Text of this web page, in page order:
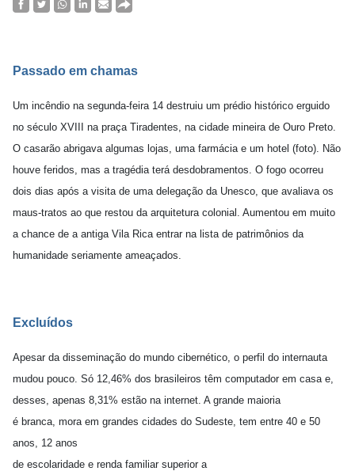
Passado em chamas
Um incêndio na segunda-feira 14 destruiu um prédio histórico erguido
no século XVIII na praça Tiradentes, na cidade mineira de Ouro Preto.
O casarão abrigava algumas lojas, uma farmácia e um hotel (foto). Não
houve feridos, mas a tragédia terá desdobramentos. O fogo ocorreu
dois dias após a visita de uma delegação da Unesco, que avaliava os
maus-tratos ao que restou da arquitetura colonial. Aumentou em muito
a chance de a antiga Vila Rica entrar na lista de patrimônios da
humanidade seriamente ameaçados.
Excluídos
Apesar da disseminação do mundo cibernético, o perfil do internauta
mudou pouco. Só 12,46% dos brasileiros têm computador em casa e,
desses, apenas 8,31% estão na internet. A grande maioria
é branca, mora em grandes cidades do Sudeste, tem entre 40 e 50
anos, 12 anos
de escolaridade e renda familiar superior a